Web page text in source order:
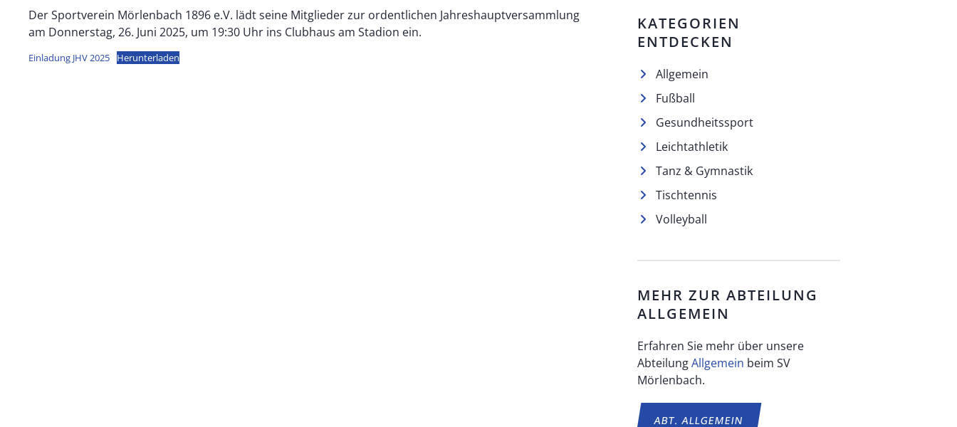
Der Sportverein Mörlenbach 1896 e.V. lädt seine Mitglieder zur ordentlichen Jahreshauptversammlung
am Donnerstag, 26. Juni 2025, um 19:30 Uhr ins Clubhaus am Stadion ein.
Einladung JHV 2025 Herunterladen
KATEGORIEN
ENTDECKEN
Allgemein
Fußball
Gesundheitssport
Leichtathletik
Tanz & Gymnastik
Tischtennis
Volleyball
MEHR ZUR ABTEILUNG
ALLGEMEIN
Erfahren Sie mehr über unsere
AbteilungAllgemein beim SV
Mörlenbach.
ABT.ALLGEMEIN